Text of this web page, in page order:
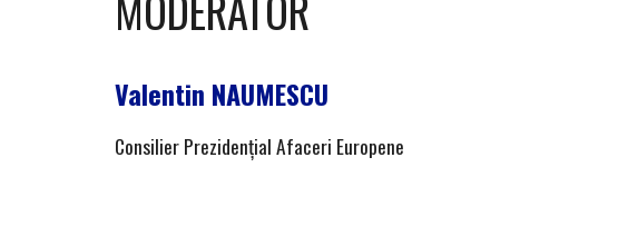
Valentin NAUMESCU
Consilier Prezidențial Afaceri Europene